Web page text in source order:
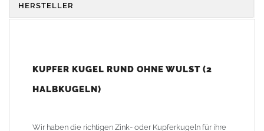
Alle Halbkugeln haben immer den gleichen Durchmesser. Die
Kugeln werden entweder stumpf zusammengelötet oder
HERSTELLER
KUPFER KUGEL RUND OHNE WULST (2
HALBKUGELN)
Wir haben die richtigen Zink- oder Kupferkugeln für ihre